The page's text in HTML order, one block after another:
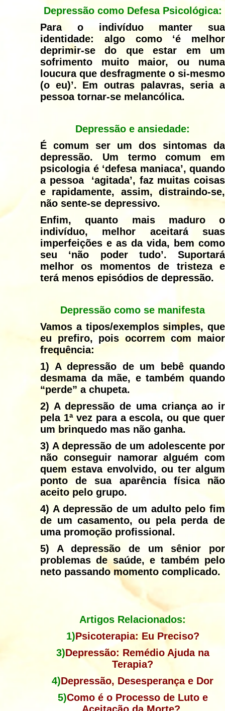
Depressão como Defesa Psicológica:
Para o indivíduo manter sua
identidade: algo como ‘é melhor
deprimir-se do que estar em um
sofrimento muito maior, ou numa
loucura que desfragmente o si-mesmo
(o eu)’. Em outras palavras, seria a
pessoa tornar-se melancólica.
Depressão e ansiedade:
É comum ser um dos sintomas da
depressão. Um termo comum em
psicologia é ‘defesa maniaca’, quando
a pessoa ‘agitada’, faz muitas coisas
e rapidamente, assim, distraindo-se,
não sente-se depressivo.
Enfim, quanto mais maduro o
indivíduo, melhor aceitará suas
imperfeições e as da vida, bem como
seu ‘não poder tudo’. Suportará
melhor os momentos de tristeza e
terá menos episódios de depressão.
Depressão como se manifesta
Vamos a tipos/exemplos simples, que
eu prefiro, pois ocorrem com maior
frequência:
1) A depressão de um bebê quando
desmama da mãe, e também quando
“perde” a chupeta.
2) A depressão de uma criança ao ir
pela 1ª vez para a escola, ou que quer
um brinquedo mas não ganha.
3) A depressão de um adolescente por
não conseguir namorar alguém com
quem estava envolvido, ou ter algum
ponto de sua aparência física não
aceito pelo grupo.
4) A depressão de um adulto pelo fim
de um casamento, ou pela perda de
uma promoção profissional.
5) A depressão de um sênior por
problemas de saúde, e também pelo
neto passando momento complicado.
Artigos Relacionados:
1)Psicoterapia: Eu Preciso?
3)Depressão: Remédio Ajuda na
Terapia?
4)Depressão, Desesperança e Dor
5)Como é o Processo de Luto e